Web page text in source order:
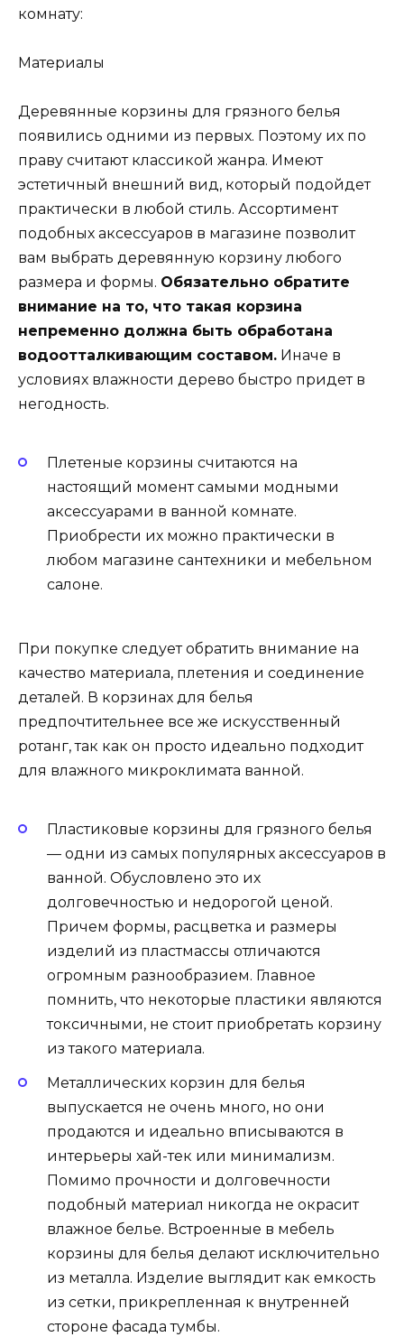
комнату:
Материалы
Деревянные корзины для грязного белья
появились одними из первых. Поэтому их по
праву считают классикой жанра. Имеют
эстетичный внешний вид, который подойдет
практически в любой стиль. Ассортимент
подобных аксессуаров в магазине позволит
вам выбрать деревянную корзину любого
размера и формы. Обязательно обратите
внимание на то, что такая корзина
непременно должна быть обработана
водоотталкивающим составом. Иначе в
условиях влажности дерево быстро придет в
негодность.
Плетеные корзины считаются на
настоящий момент самыми модными
аксессуарами в ванной комнате.
Приобрести их можно практически в
любом магазине сантехники и мебельном
салоне.
При покупке следует обратить внимание на
качество материала, плетения и соединение
деталей. В корзинах для белья
предпочтительнее все же искусственный
ротанг, так как он просто идеально подходит
для влажного микроклимата ванной.
Пластиковые корзины для грязного белья
— одни из самых популярных аксессуаров в
ванной. Обусловлено это их
долговечностью и недорогой ценой.
Причем формы, расцветка и размеры
изделий из пластмассы отличаются
огромным разнообразием. Главное
помнить, что некоторые пластики являются
токсичными, не стоит приобретать корзину
из такого материала.
Металлических корзин для белья
выпускается не очень много, но они
продаются и идеально вписываются в
интерьеры хай-тек или минимализм.
Помимо прочности и долговечности
подобный материал никогда не окрасит
влажное белье. Встроенные в мебель
корзины для белья делают исключительно
из металла. Изделие выглядит как емкость
из сетки, прикрепленная к внутренней
стороне фасада тумбы.